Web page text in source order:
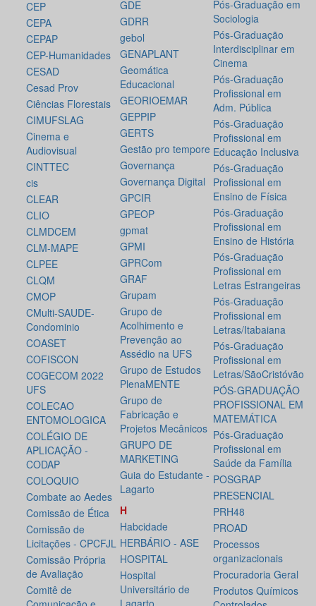
CEP
CEPA
CEPAP
CEP-Humanidades
CESAD
Cesad Prov
Ciências Florestais
CIMUFSLAG
Cinema e
Audiovisual
CINTTEC
cis
CLEAR
CLIO
CLMDCEM
CLM-MAPE
CLPEE
CLQM
CMOP
CMulti-SAUDE-
Condominio
COASET
COFISCON
COGECOM 2022
UFS
COLECAO
ENTOMOLOGICA
COLÉGIO DE
APLICAÇÃO -
CODAP
COLOQUIO
Combate ao Aedes
Comissão de Ética
Comissão de
Licitações - CPCFJL
Comissão Própria
de Avaliação
Comitê de
GDE
GDRR
gebol
GENAPLANT
Geomática
Educacional
GEORIOEMAR
GEPPIP
GERTS
Gestão pro tempore
Governança
Governança Digital
GPCIR
GPEOP
gpmat
GPMI
GPRCom
GRAF
Grupam
Grupo de
Acolhimento e
Prevenção ao
Assédio na UFS
Grupo de Estudos
PlenaMENTE
Grupo de
Fabricação e
Projetos Mecânicos
GRUPO DE
MARKETING
Guia do Estudante -
Lagarto
H
Habcidade
HERBÁRIO - ASE
HOSPITAL
Hospital
Universitário de
Pós-Graduação em
Sociologia
Pós-Graduação
Interdisciplinar em
Cinema
Pós-Graduação
Profissional em
Adm. Pública
Pós-Graduação
Profissional em
Educação Inclusiva
Pós-Graduação
Profissional em
Ensino de Física
Pós-Graduação
Profissional em
Ensino de História
Pós-Graduação
Profissional em
Letras Estrangeiras
Pós-Graduação
Profissional em
Letras/Itabaiana
Pós-Graduação
Profissional em
Letras/SãoCristóvão
PÓS-GRADUAÇÃO
PROFISSIONAL EM
MATEMÁTICA
Pós-Graduação
Profissional em
Saúde da Família
POSGRAP
PRESENCIAL
PRH48
PROAD
Processos
organizacionais
Procuradoria Geral
Produtos Químicos